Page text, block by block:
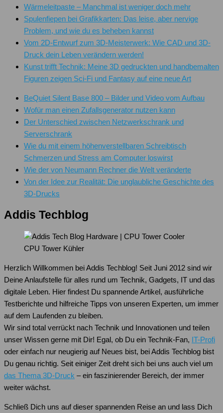
Wärmeleitpaste – Manchmal ist weniger doch mehr
Spulenfiepen bei Grafikkarten: Das leise, aber nervige
Problem, und wie du es beheben kannst
Vom 2D-Entwurf zum 3D-Meisterwerk: Wie CAD und 3D-
Druck dein Leben verändern werden!
Kunst trifft Technik: Meine 3D gedruckten und handbemalten
Figuren zeigen Sci-Fi und Fantasy auf eine neue Art
BeQuiet Silent Base 800 – Bilder und Video vom Aufbau
Wofür man einen Zufallsgenerator nutzen kann
Der Unterschied zwischen Netzwerkschrank und
Serverschrank
Wie du mit einem höhenverstellbaren Schreibtisch
Schmerzen und Stress am Computer loswirst
Wie der von Neumann Rechner die Welt veränderte
Von der Idee zur Realität: Die unglaubliche Geschichte des
3D-Drucks
Addis Techblog
CPU Tower Kühler
Herzlich Willkommen bei Addis Techblog! Seit Juni 2012 sind wir
Deine Anlaufstelle für alles rund um Technik, Gadgets, IT und das
digitale Leben. Hier findest Du spannende Artikel, ausführliche
Testberichte und hilfreiche Tipps von unseren Experten, um immer
auf dem Laufenden zu bleiben.
Wir sind total verrückt nach Technik und Innovationen und teilen
unser Wissen gerne mit Dir! Egal, ob Du ein Technik-Fan, IT-Profi
oder einfach nur neugierig auf Neues bist, bei Addis Techblog bist
Du genau richtig. Seit einiger Zeit dreht sich bei uns auch viel um
das Thema 3D-Druck – ein faszinierender Bereich, der immer
weiter wächst.
Schließ Dich uns auf dieser spannenden Reise an und lass Dich